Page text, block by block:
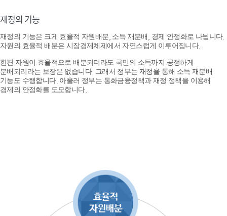
재정의 기능
재정의 기능은 크게 효율적 자원배분, 소득 재분배, 경제 안정화로 나뉩니다.
자원의 효율적 배분은 시장경제체제에서 자연스럽게 이루어집니다.
한편 자원이 효율적으로 배분되더라도 국민의 소득까지 공정하게
분배되리라는 보장은 없습니다. 그래서 정부는 재정을 통해 소득 재분배
기능도 수행합니다. 아울러 정부는 통화금융정책과 재정 정책을 이용해
경제의 안정화를 도모합니다.